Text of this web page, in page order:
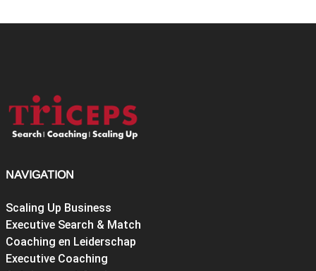
NAVIGATION
Scaling Up Business
Executive Search & Match
Coaching en Leiderschap
Executive Coaching